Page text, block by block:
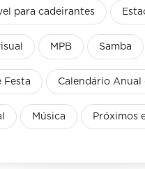
para cadeirantes
MPB Samba
Festa Calendário Anual
Música Próximos